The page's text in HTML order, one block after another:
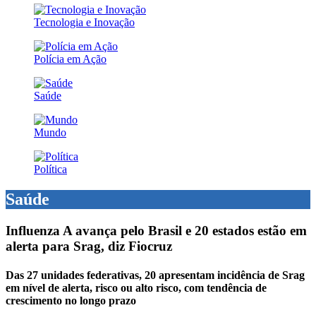
Tecnologia e Inovação
Polícia em Ação
Saúde
Mundo
Política
Saúde
Influenza A avança pelo Brasil e 20 estados estão em
alerta para Srag, diz Fiocruz
Das 27 unidades federativas, 20 apresentam incidência de Srag
em nível de alerta, risco ou alto risco, com tendência de
crescimento no longo prazo